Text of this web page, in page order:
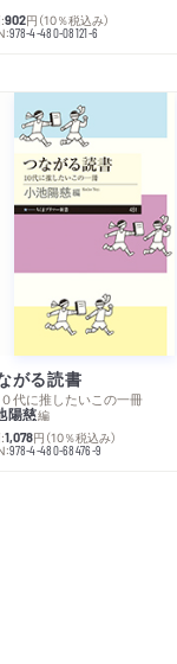
902円 （10％税込み）
978-4-480-08121-6
がる読書
代に推したいこの一冊
陽慈編
1,078円 （10％税込み）
978-4-480-68476-9